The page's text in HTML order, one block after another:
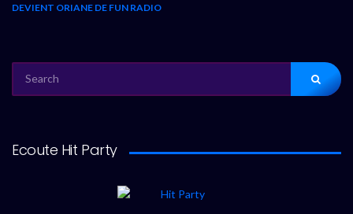
DEVIENT ORIANE DE FUN RADIO
FOR:
Ecoute Hit Party